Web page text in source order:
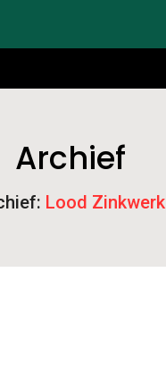
Archief
Lood Zinkwerk